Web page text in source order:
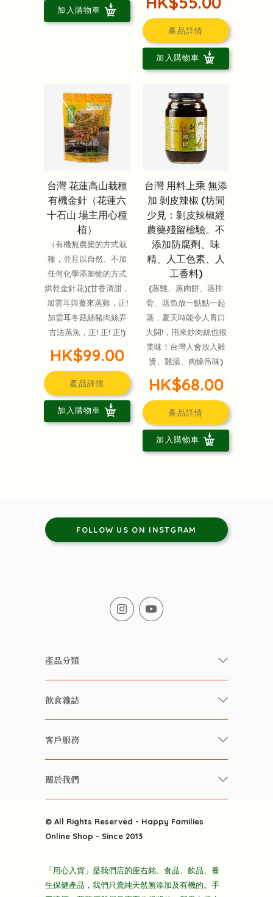
加入購物車
產品詳情
加入購物車
台灣 花蓮高山栽種
有機金針（花蓮六
十石山 場主用心種
植）
（有機無農藥的方式栽
種，並且以自然、不加
任何化學添加物的方式
烘乾金針花)(甘香清甜，
加雲耳與薑來蒸雞，正!
加雲耳冬菇絲豬肉絲弄
古法蒸魚，正! 正! 正!)
HK$99.00
產品詳情
加入購物車
台灣 用料上乘 無添
加 剝皮辣椒 (坊間
少見：剝皮辣椒經
農藥殘留檢驗。不
添加防腐劑、味
精、人工色素、人
工香料)
(蒸雞、蒸肉餅、蒸排
骨、蒸魚放一點點一起
蒸，夏天時能令人胃口
大開!，用來炒肉絲也很
美味！台灣人會放入雞
煲、雞湯、肉燥吊味)
HK$68.00
產品詳情
加入購物車
FOLLOW US ON INSTGRAM
產品分類
有機/無農藥新鮮蔬果
有機 / 無添加飲品
養生保健好東西
酒類
雜貨部
折上折大特價
主頁
飲食雜誌
快樂家庭 飲食雜誌
雲南搜食記
粒粒皆辛苦
快樂電視台
客戶服務
常見問題
關於我們
送貨
隱私政策
© All Rights Reserved - Happy Families
Online Shop - Since 2013
「用心入貨」是我們店的座右銘。食品、飲品、養
生保健產品，我們只賣純天然無添加及有機的。手